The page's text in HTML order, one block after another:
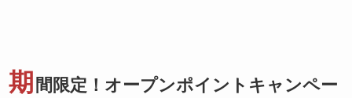
期 間限定！オープンポイントキャンペー